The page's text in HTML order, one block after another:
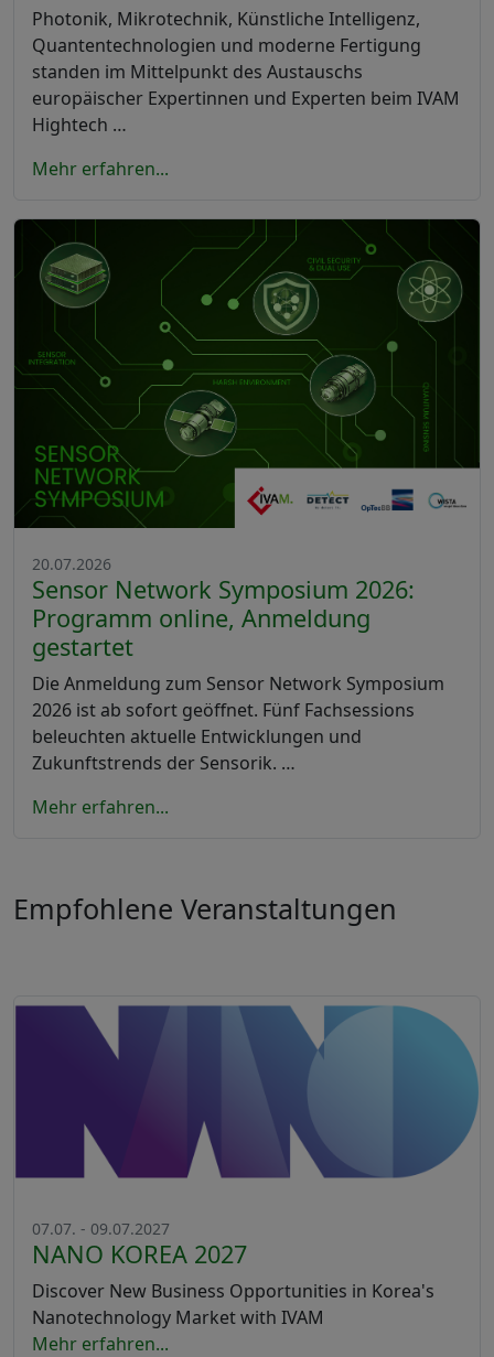
Photonik, Mikrotechnik, Künstliche Intelligenz,
Quantentechnologien und moderne Fertigung
standen im Mittelpunkt des Austauschs
europäischer Expertinnen und Experten beim IVAM
Hightech …
Mehr erfahren...
20.07.2026
Sensor Network Symposium 2026:
Programm online, Anmeldung
gestartet
Die Anmeldung zum Sensor Network Symposium
2026 ist ab sofort geöffnet. Fünf Fachsessions
beleuchten aktuelle Entwicklungen und
Zukunftstrends der Sensorik. …
Mehr erfahren...
Empfohlene Veranstaltungen
07.07. - 09.07.2027
NANO KOREA 2027
Discover New Business Opportunities in Korea's
Nanotechnology Market with IVAM
Mehr erfahren...